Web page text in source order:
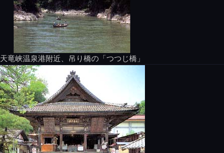
天竜峡温泉港附近、吊り橋の「つつじ橋」